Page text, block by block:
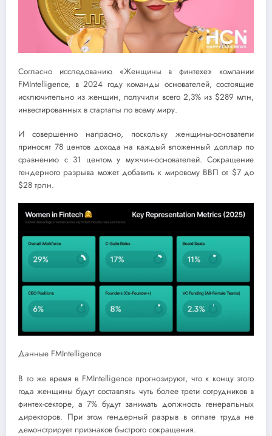
Согласно исследованию «Женщины в финтехе» компании
FMIntelligence, в 2024 году команды основателей, состоящие
исключительно из женщин, получили всего 2,3% из $289 млн,
инвестированных в стартапы по всему миру.
И совершенно напрасно, поскольку женщины-основатели
приносят 78 центов дохода на каждый вложенный доллар по
сравнению с 31 центом у мужчин-основателей. Сокращение
гендерного разрыва может добавить к мировому ВВП от $7 до
$28 трлн.
Данные FMIntelligence
В то же время в FMIntelligence прогнозируют, что к концу этого
года женщины будут составлять чуть более трети сотрудников в
финтех-секторе, а 7% будут занимать должность генеральных
директоров. При этом гендерный разрыв в оплате труда не
демонстрирует признаков быстрого сокращения.